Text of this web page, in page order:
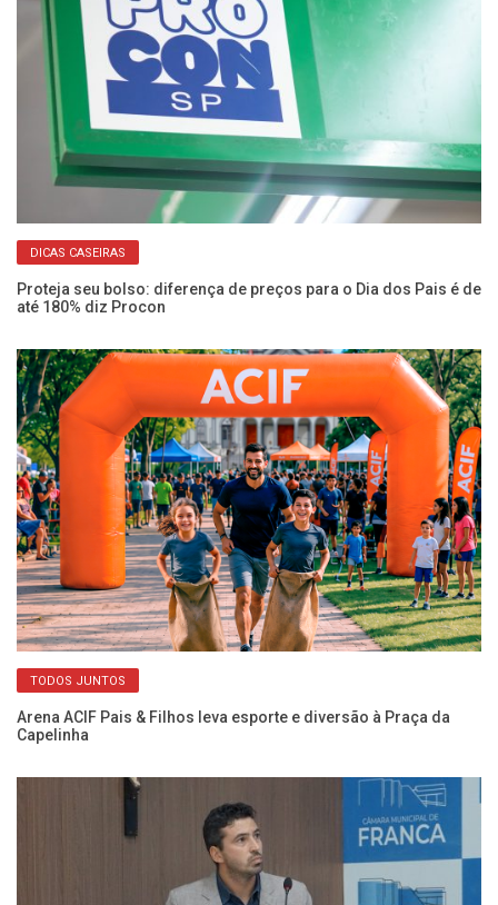
DICAS CASEIRAS
Proteja seu bolso: diferença de preços para o Dia dos Pais é de
até 180% diz Procon
TODOS JUNTOS
Arena ACIF Pais & Filhos leva esporte e diversão à Praça da
Capelinha